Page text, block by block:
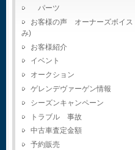
パーツ
お客様の声 オーナーズボイ
み)
お客様紹介
イベント
オークション
ゲレンデヴァーゲン情報
シーズンキャンペーン
トラブル 事故
中古車査定金額
予約販売